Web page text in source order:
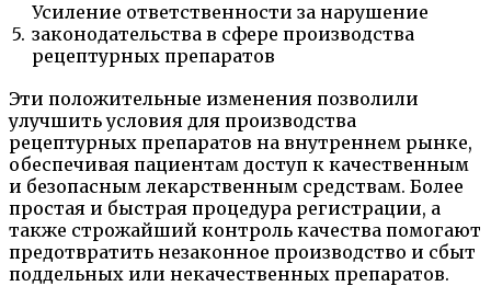
5.
Усиление ответственности за нарушение
законодательства в сфере производства
рецептурных препаратов
Эти положительные изменения позволили
улучшить условия для производства
рецептурных препаратов на внутреннем рынке,
обеспечивая пациентам доступ к качественным
и безопасным лекарственным средствам. Более
простая и быстрая процедура регистрации, а
также строжайший контроль качества помогают
предотвратить незаконное производство и сбыт
поддельных или некачественных препаратов.